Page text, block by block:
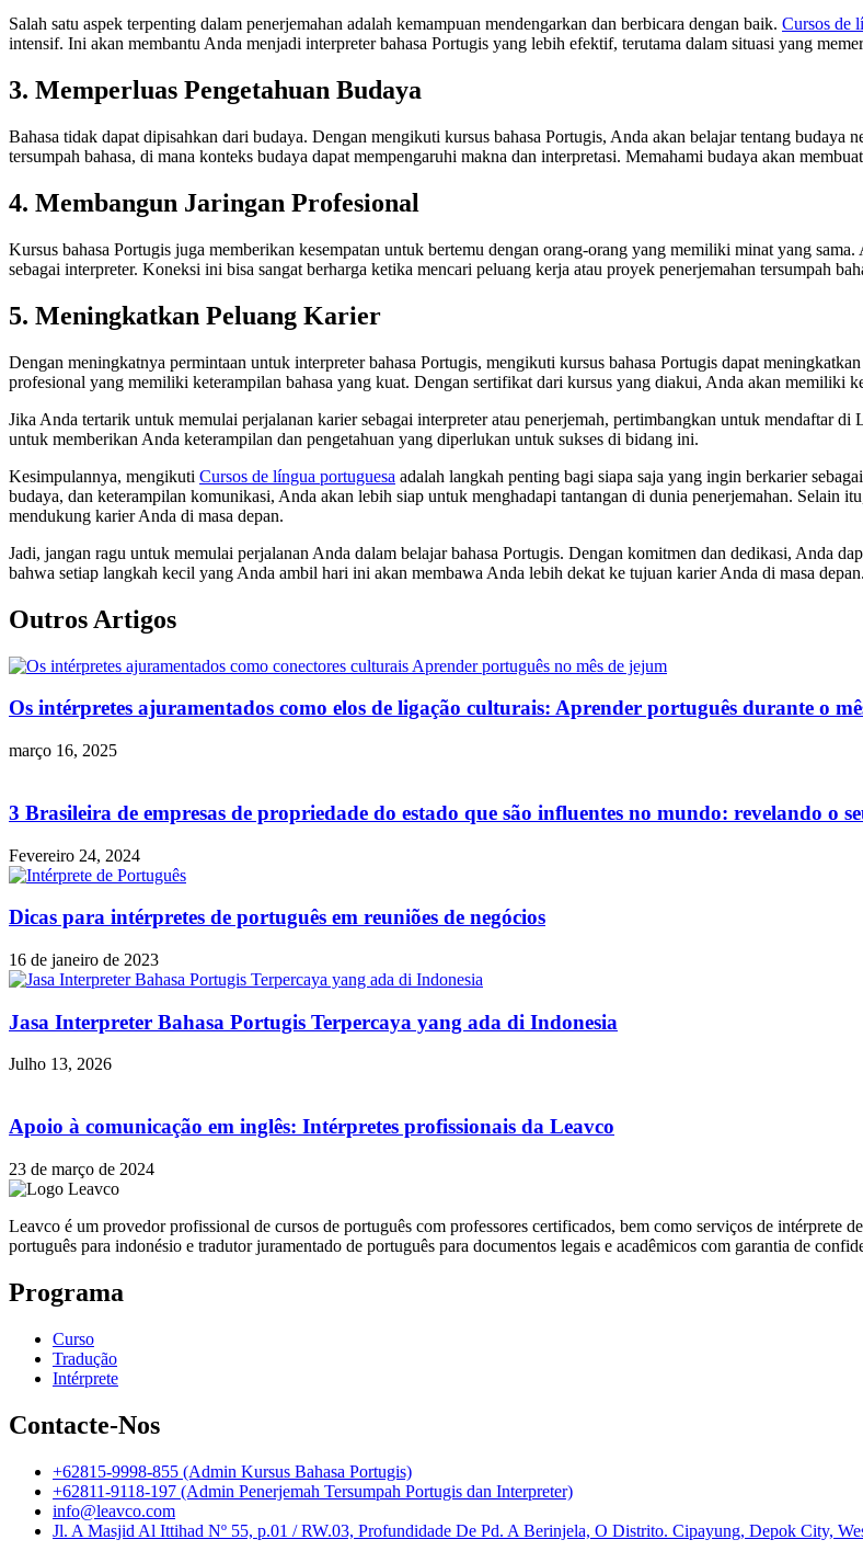
Salah satu aspek terpenting dalam penerjemahan adalah kemampuan mendengarkan dan berbicara dengan baik. Cursos de
intensif. Ini akan membantu Anda menjadi interpreter bahasa Portugis yang lebih efektif, terutama dalam situasi yang
3. Memperluas Pengetahuan Budaya
Bahasa tidak dapat dipisahkan dari budaya. Dengan mengikuti kursus bahasa Portugis, Anda akan belajar tentang budaya
tersumpah bahasa, di mana konteks budaya dapat mempengaruhi makna dan interpretasi. Memahami budaya akan
4. Membangun Jaringan Profesional
Kursus bahasa Portugis juga memberikan kesempatan untuk bertemu dengan orang-orang yang memiliki minat yang
sebagai interpreter. Koneksi ini bisa sangat berharga ketika mencari peluang kerja atau proyek penerjemahan tersumpah
5. Meningkatkan Peluang Karier
Dengan meningkatnya permintaan untuk interpreter bahasa Portugis, mengikuti kursus bahasa Portugis dapat
profesional yang memiliki keterampilan bahasa yang kuat. Dengan sertifikat dari kursus yang diakui, Anda akan memiliki
Jika Anda tertarik untuk memulai perjalanan karier sebagai interpreter atau penerjemah, pertimbangkan untuk mendaftar
untuk memberikan Anda keterampilan dan pengetahuan yang diperlukan untuk sukses di bidang ini.
Kesimpulannya, mengikuti Cursos de língua portuguesa adalah langkah penting bagi siapa saja yang ingin berkarier
budaya, dan keterampilan komunikasi, Anda akan lebih siap untuk menghadapi tantangan di dunia penerjemahan. Selain
mendukung karier Anda di masa depan.
Jadi, jangan ragu untuk memulai perjalanan Anda dalam belajar bahasa Portugis. Dengan komitmen dan dedikasi, Anda
bahwa setiap langkah kecil yang Anda ambil hari ini akan membawa Anda lebih dekat ke tujuan karier Anda di masa depan.
Outros Artigos
Os intérpretes ajuramentados como elos de ligação culturais: Aprender português durante o
março 16, 2025
3 Brasileira de empresas de propriedade do estado que são influentes no mundo: revelando o
Fevereiro 24, 2024
Dicas para intérpretes de português em reuniões de negócios
16 de janeiro de 2023
Jasa Interpreter Bahasa Portugis Terpercaya yang ada di Indonesia
Julho 13, 2026
Apoio à comunicação em inglês: Intérpretes profissionais da Leavco
23 de março de 2024
Leavco é um provedor profissional de cursos de português com professores certificados, bem como serviços de intérprete
português para indonésio e tradutor juramentado de português para documentos legais e acadêmicos com garantia de
Programa
Curso
Tradução
Intérprete
Contacte-Nos
+62815-9998-855 (Admin Kursus Bahasa Portugis)
+62811-9118-197 (Admin Penerjemah Tersumpah Portugis dan Interpreter)
info@leavco.com
Jl. A Masjid Al Ittihad Nº 55, p.01 / RW.03, Profundidade De Pd. A Berinjela, O Distrito. Cipayung, Depok City,